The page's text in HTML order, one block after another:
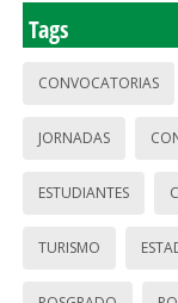
Tags
CONVOCATORIAS
JORNADAS
ESTUDIANTES
TURISMO